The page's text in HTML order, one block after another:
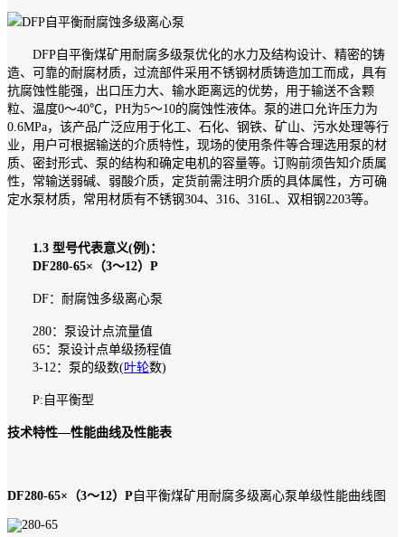
DFP自平衡煤矿用耐腐多级泵优化的水力及结构设计、精密的铸
造、可靠的耐腐材质，过流部件采用不锈钢材质铸造加工而成，具有
抗腐蚀性能强，出口压力大、输水距离远的优势，用于输送不含颗
粒、温度0～40℃，PH为5～10的腐蚀性液体。泵的进口允许压力为
0.6MPa，该产品广泛应用于化工、石化、钢铁、矿山、污水处理等行
业，用户可根据输送的介质特性，现场的使用条件等合理选用泵的材
质、密封形式、泵的结构和确定电机的容量等。订购前须告知介质属
性，常输送弱碱、弱酸介质，定货前需注明介质的具体属性，方可确
定水泵材质，常用材质有不锈钢304、316、316L、双相钢2203等。
1.3 型号代表意义(例)：
DF280-65×（3～12）P
DF：耐腐蚀多级离心泵
280：泵设计点流量值
65：泵设计点单级扬程值
3-12：泵的级数(叶轮数)
P:自平衡型
技术特性—性能曲线及性能表
DF280-65×（3～12）P 自平衡煤矿用耐腐多级离心泵单级性能曲线图